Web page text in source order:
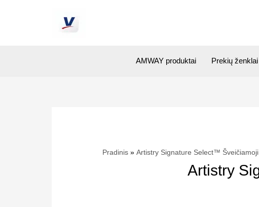
AMWAY produktai Prekių ženklai
Pradinis Artistry Signature Select™
Artistry